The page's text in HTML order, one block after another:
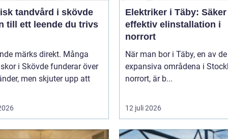
tandvård i skövde
till ett leende du trivs
märks direkt. Många
i Skövde funderar över
men skjuter upp att
Elektriker i Täby:
effektiv elinstallation i
norrort
När man bor i Täby, en av
expansiva områdena i
norrort, är b...
12 juli 2026